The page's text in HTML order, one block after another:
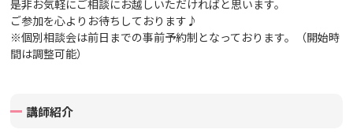
是非お気軽にご相談にお越しいただければと思います。
ご参加を心よりお待ちしております♪
※個別相談会は前日までの事前予約制となっております。（開始時
間は調整可能）
講師紹介